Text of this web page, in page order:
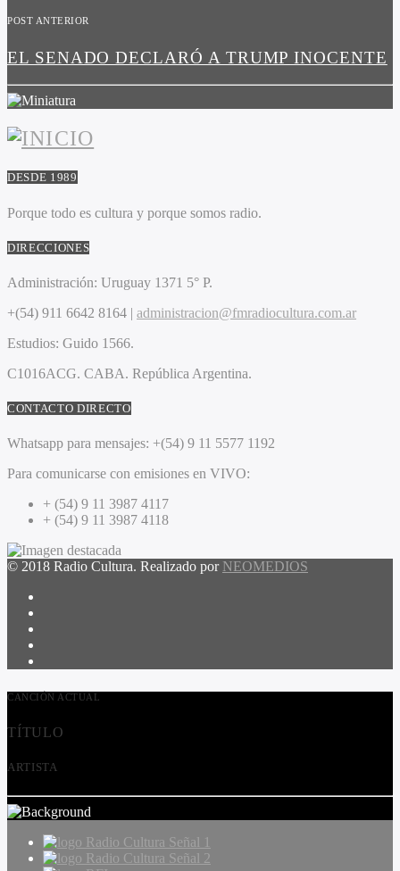
POST ANTERIOR
EL SENADO DECLARÓ A TRUMP INOCENTE
DESDE 1989
Porque todo es cultura y porque somos radio.
DIRECCIONES
Administración: Uruguay 1371 5° P.
+(54) 911 6642 8164 | administracion@fmradiocultura.com.ar
Estudios: Guido 1566.
C1016ACG. CABA. República Argentina.
CONTACTO DIRECTO
Whatsapp para mensajes: +(54) 9 11 5577 1192
Para comunicarse con emisiones en VIVO:
+ (54) 9 11 3987 4117
+ (54) 9 11 3987 4118
© 2018 Radio Cultura. Realizado por NEOMEDIOS
CANCIÓN ACTUAL
TÍTULO
ARTISTA
Radio Cultura Señal 1
Radio Cultura Señal 2